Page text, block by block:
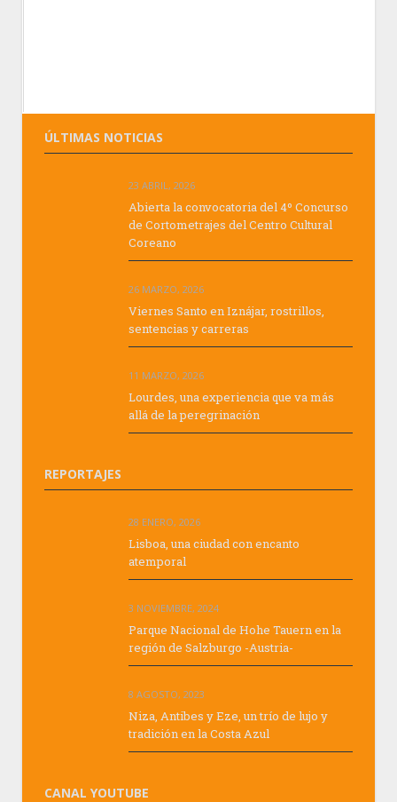
ÚLTIMAS NOTICIAS
23 ABRIL, 2026
Abierta la convocatoria del 4º Concurso
de Cortometrajes del Centro Cultural
Coreano
26 MARZO, 2026
Viernes Santo en Iznájar, rostrillos,
sentencias y carreras
11 MARZO, 2026
Lourdes, una experiencia que va más
allá de la peregrinación
REPORTAJES
28 ENERO, 2026
Lisboa, una ciudad con encanto
atemporal
3 NOVIEMBRE, 2024
Parque Nacional de Hohe Tauern en la
región de Salzburgo -Austria-
8 AGOSTO, 2023
Niza, Antibes y Eze, un trío de lujo y
tradición en la Costa Azul
CANAL YOUTUBE